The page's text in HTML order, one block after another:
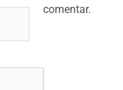
comentar.